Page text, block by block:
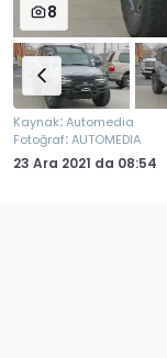
8
Kaynak:Automedia
Fotoğraf:AUTOMEDIA
23 Ara 2021 da 08:54